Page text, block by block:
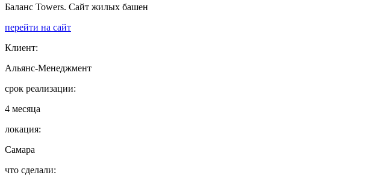
Баланс Towers. Сайт жилых башен
перейти на сайт
Клиент:
Альянс-Менеджмент
срок реализации:
4 месяца
локация:
Самара
что сделали: